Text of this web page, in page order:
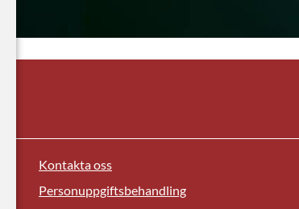
Kontakta oss
Personuppgiftsbehandling